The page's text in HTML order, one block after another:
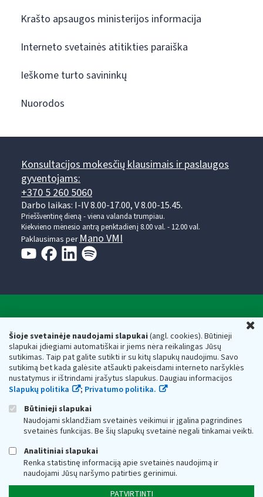
Šioje svetainėje naudojami slapukai(angl. cookies). Būtinieji
slapukai įdiegiami automatiškai ir jiems nėra reikalingas Jūsų
sutikimas. Taip pat galite sutikti ir su kitų slapukų naudojimu. Savo
sutikimą bet kada galėsite atšaukti pakeisdami interneto naršyklės
nustatymus ir ištrindami įrašytus slapukus. Daugiau informacijos
Slapukų politika
; Privatumo politika.
Būtinieji slapukai
Naudojami sklandžiam svetainės veikimui ir įgalina pagrindines
svetainės funkcijas. Be šių slapukų svetainė negali tinkamai veikti.
Analitiniai slapukai
Renka statistinę informaciją apie svetainės naudojimą ir
naudojami Jūsų naršymo patirties gerinimui.
PATVIRTINTI
Krašto apsaugos ministerijos informacija
Interneto svetainės atitikties paraiška
Ieškome turto savininkų
Nuorodos
Konsultacijos mokesčių klausimais ir paslaugos
gyventojams:
+370 5 260 5060
Darbo laikas: I-IV 8.00-17.00, V 8.00-15.45.
Prieššventinę dieną - viena valanda trumpiau.
Kiekvieno mėnesio antrą penktadienį 8.00 val. - 12.00 val.
Paklausimas per Mano VMI
Respublikos finansų ministerijos
Biudžetinė įstaiga. Juridinio asmens kodas — 188659752,
adresas: Vasario 16-osios g. 14, 01107 Vilnius, Lietuva, el.paštas:
vmi@vmi.lt, E. pristatymo dėžutės adresas 188659752
Duomenys apie Valstybinę mokesčių inspekciją prie Lietuvos
Respublikos finansų ministerijos kaupiami ir saugomi Juridinių